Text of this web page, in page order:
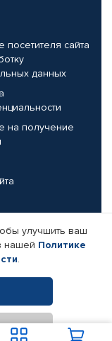
посетителя сайта
данных
на получение
компании
защищены.
улучшить ваш
нашей Политике
.
В корзину